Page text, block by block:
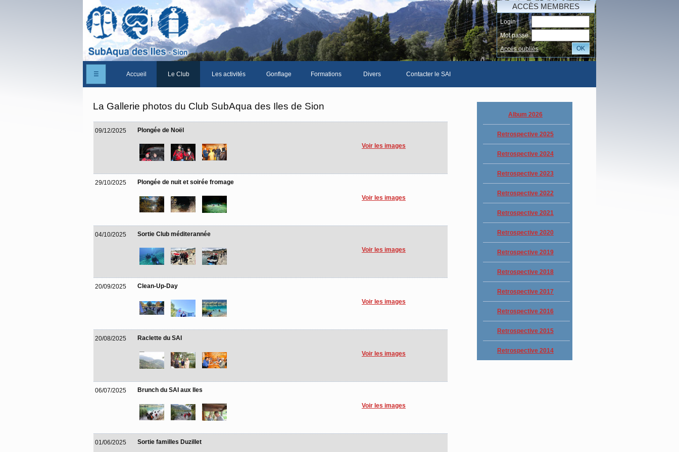
ACCÈS MEMBRES
Login
Mot passe
Accés oubliés
OK
☰ Accueil Le Club
Le comité
Les membres du club
Adhérer/Devenir membre
Les activités Gonflage Formations Divers
Documents divers
Contacter le SAI
La Gallerie photos du Club SubAqua des Iles de Sion
09/12/2025 Plongée de Noël
Voir les images
29/10/2025 Plongée de nuit et soirée fromage
Voir les images
04/10/2025 Sortie Club méditerannée
Voir les images
20/09/2025 Clean-Up-Day
Voir les images
20/08/2025 Raclette du SAI
Voir les images
06/07/2025 Brunch du SAI aux Iles
Voir les images
01/06/2025 Sortie familles Duzillet
Album 2026
Retrospective 2025
Retrospective 2024
Retrospective 2023
Retrospective 2022
Retrospective 2021
Retrospective 2020
Retrospective 2019
Retrospective 2018
Retrospective 2017
Retrospective 2016
Retrospective 2015
Retrospective 2014